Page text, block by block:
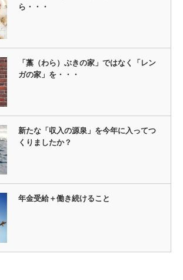
ら・・・
「藁（わら）ぶきの家」ではなく「レン
ガの家」を・・・
新たな「収入の源泉」を今年に入ってつ
くりましたか？
年金受給＋働き続けること